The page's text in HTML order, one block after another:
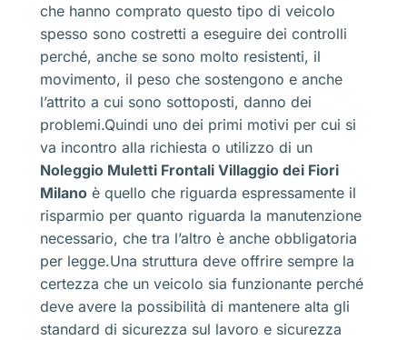
che hanno comprato questo tipo di veicolo
spesso sono costretti a eseguire dei controlli
perché, anche se sono molto resistenti, il
movimento, il peso che sostengono e anche
l’attrito a cui sono sottoposti, danno dei
problemi.Quindi uno dei primi motivi per cui si
va incontro alla richiesta o utilizzo di un
Noleggio Muletti Frontali Villaggio dei Fiori
Milano è quello che riguarda espressamente il
risparmio per quanto riguarda la manutenzione
necessario, che tra l’altro è anche obbligatoria
per legge.Una struttura deve offrire sempre la
certezza che un veicolo sia funzionante perché
deve avere la possibilità di mantenere alta gli
standard di sicurezza sul lavoro e sicurezza